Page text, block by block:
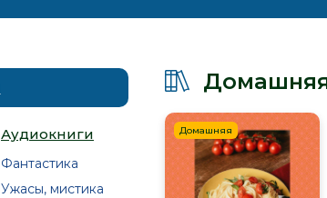
Аудиокниги
Фантастика
Ужасы, мистика
Домашняя